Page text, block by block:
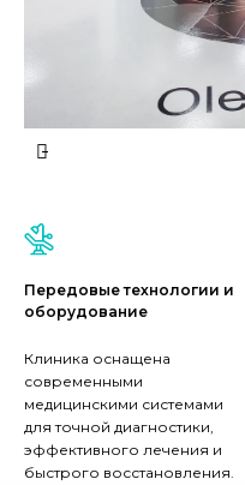
Передовые технологии и
оборудование
Клиника оснащена
современными
медицинскими системами
для точной диагностики,
эффективного лечения и
быстрого восстановления.